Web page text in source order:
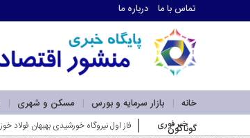
تماس با ما درباره ما
خانه بازار سرمایه و بورس مسکن و شهری
گوناگون
ما
درباره
خبر فوری کسب سودهای با_